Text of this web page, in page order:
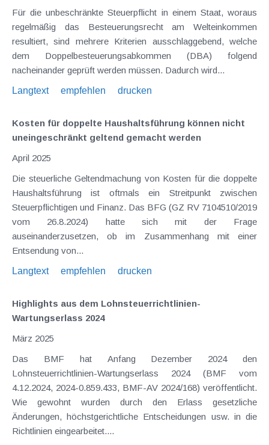
Für die unbeschränkte Steuerpflicht in einem Staat, woraus
regelmäßig das Besteuerungsrecht am Welteinkommen
resultiert, sind mehrere Kriterien ausschlaggebend, welche
dem Doppelbesteuerungsabkommen (DBA) folgend
nacheinander geprüft werden müssen. Dadurch wird...
Langtext
empfehlen drucken
Kosten für doppelte Haushaltsführung können nicht
uneingeschränkt geltend gemacht werden
April 2025
Die steuerliche Geltendmachung von Kosten für die doppelte
Haushaltsführung ist oftmals ein Streitpunkt zwischen
Steuerpflichtigen und Finanz. Das BFG (GZ RV 7104510/2019
vom 26.8.2024) hatte sich mit der Frage
auseinanderzusetzen, ob im Zusammenhang mit einer
Entsendung von...
Langtext
empfehlen drucken
Highlights aus dem Lohnsteuerrichtlinien-
Wartungserlass 2024
März 2025
Das BMF hat Anfang Dezember 2024 den
Lohnsteuerrichtlinien-Wartungserlass 2024 (BMF vom
4.12.2024, 2024-0.859.433, BMF-AV 2024/168) veröffentlicht.
Wie gewohnt wurden durch den Erlass gesetzliche
Änderungen, höchstgerichtliche Entscheidungen usw. in die
Richtlinien eingearbeitet....